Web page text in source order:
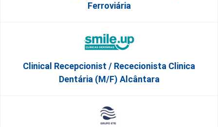
Ferroviária
Clinical Recepcionist / Rececionista Clinica
Dentária (M/F) Alcântara